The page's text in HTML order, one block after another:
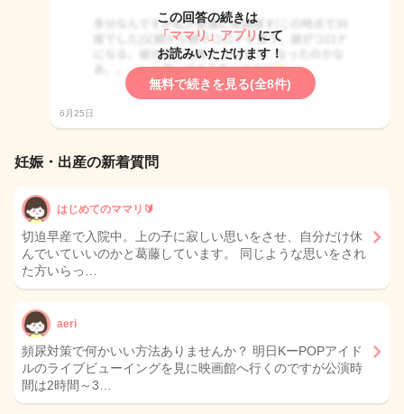
この回答の続きは
「ママリ」アプリ にて
お読みいただけます！
無料で続きを見る(全8件)
6月25日
妊娠・出産の新着質問
はじめてのママリ🔰
切迫早産で入院中。上の子に寂しい思いをさせ、自分だけ休
んでいていいのかと葛藤しています。 同じような思いをされ
た方いらっ…
aeri
頻尿対策で何かいい方法ありませんか？ 明日KーPOPアイド
ルのライブビューイングを見に映画館へ行くのですが公演時
間は2時間～3…